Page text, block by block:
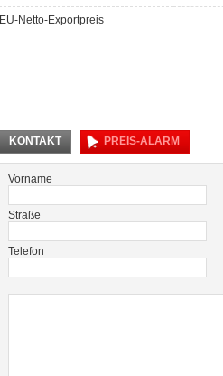
EU-Netto-Exportpreis
KONTAKT PREIS-ALARM
Vorname
Straße
Telefon